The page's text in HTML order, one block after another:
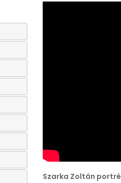
Szarka Zoltán portré